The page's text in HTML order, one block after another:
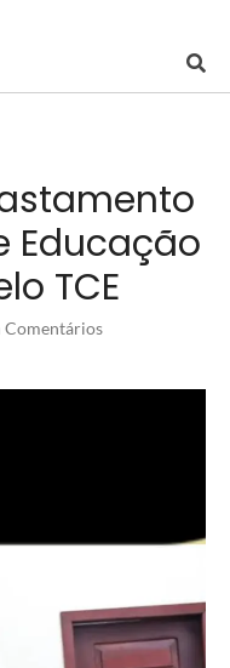
Educação
TCE
Comentários